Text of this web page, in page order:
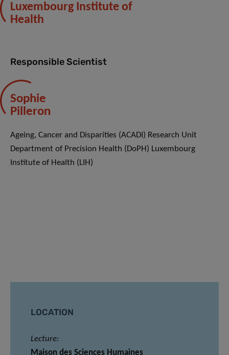
Luxembourg Institute of
Health
Responsible Scientist
Sophie
Pilleron
Ageing, Cancer and Disparities (ACADI) Research Unit
Department of Precision Health (DoPH) Luxembourg
Institute of Health (LIH)
LOCATION
Lecture:
Maison des Sciences Humaines